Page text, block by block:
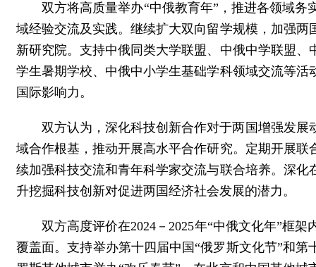
双方将高质量举办“中俄教育年”，推进各领域
域经验交流及实践。继续扩大双向留学规模，加强
新研究院。支持中俄同类大学联盟、中俄中学联盟
学生暑期学校、中俄中小学生基础学科领域交流等
国际影响力。
双方认为，深化科技创新合作对于两国增强发
域合作根基，推动开展高水平合作研究。定期开展
续加强科技交流和青年科学家交流与联合培养。深
升挖掘科技创新对促进两国经济社会发展的潜力。
双方高度评价在2024－2025年“中俄文化年”框
覆盖面。支持举办第十四届中国“俄罗斯文化节”和